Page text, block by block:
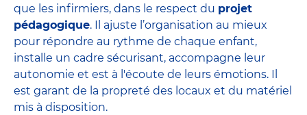
que les infirmiers, dans le respect du projet
pédagogique. Il ajuste l’organisation au mieux
pour répondre au rythme de chaque enfant,
installe un cadre sécurisant, accompagne leur
autonomie et est à l'écoute de leurs émotions. Il
est garant de la propreté des locaux et du matériel
mis à disposition.